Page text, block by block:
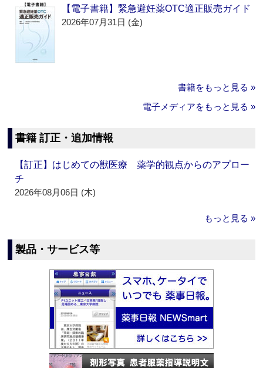
【電子書籍】緊急避妊薬OTC適正販売ガイド
2026年07月31日 (金)
書籍をもっと見る »
電子メディアをもっと見る »
書籍 訂正・追加情報
【訂正】はじめての獣医療 薬学的観点からのアプロー
チ
2026年08月06日 (木)
もっと見る »
製品・サービス等